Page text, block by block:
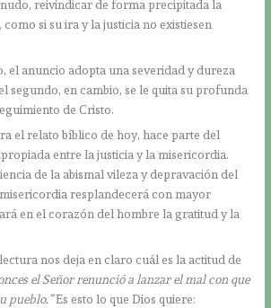
reivindicar de forma precipitada la
si su ira y la justicia no existiesen
el anuncio adopta una severidad y dureza
segundo, en cambio, se le quita su profunda
de Cristo.
el relato bíblico de hoy, hace parte del
entre la justicia y la misericordia.
de la abismal vileza y depravación del
resplandecerá con mayor
en el corazón del hombre la gratitud y la
nos deja en claro cuál es la actitud de
el Señor renunció a lanzar el mal con que
pueblo.”Es esto lo que Dios quiere: